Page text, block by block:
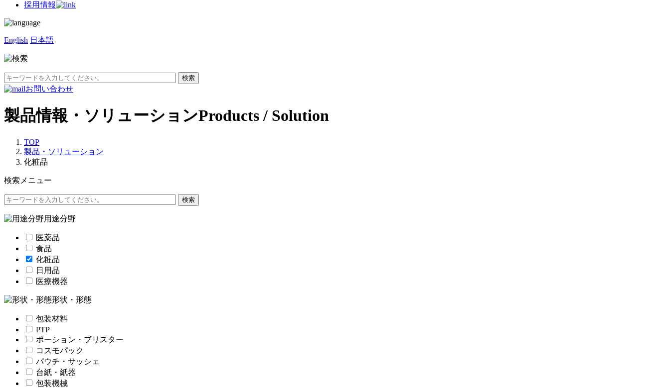
採用情報
English 日本語
お問い合わせ
製品情報・ソリューションProducts / Solution
TOP
製品・ソリューション
化粧品
検索メニュー
用途分野
医薬品
食品
化粧品
日用品
医療機器
形状・形態
包装材料
PTP
ポーション・ブリスター
コスモパック
パウチ・サッシェ
台紙・紙器
包装機械